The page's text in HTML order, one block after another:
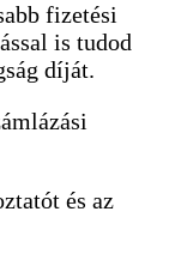
fizetési
is tudod
díját.
és az